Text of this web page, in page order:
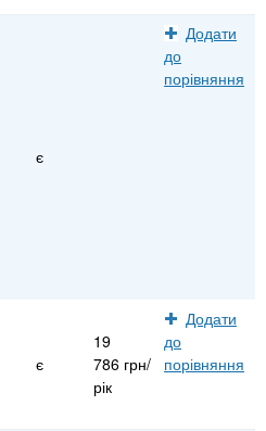
є
Додати
до
порівняння
є
19
786 грн/
рік
Додати
до
порівняння